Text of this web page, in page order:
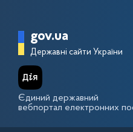
Головна
gov.ua
Державні сайти України
Єдиний державний
вебпортал електронних